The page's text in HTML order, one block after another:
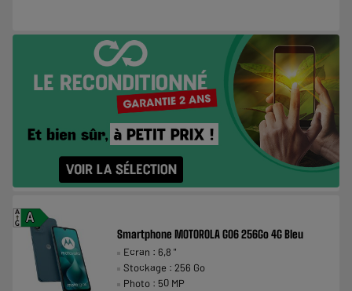
A
A
G
Smartphone MOTOROLA G06 256Go 4G Bleu
Ecran : 6,8 "
Stockage : 256 Go
Photo : 50 MP